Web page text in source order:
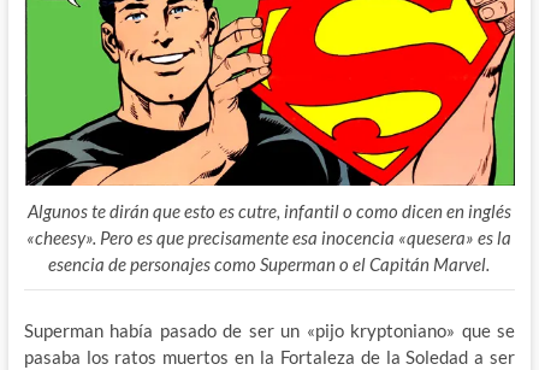
Algunos te dirán que esto es cutre, infantil o como dicen en inglés
«cheesy». Pero es que precisamente esa inocencia «quesera» es la
esencia de personajes como Superman o el Capitán Marvel.
Superman había pasado de ser un «pijo kryptoniano» que se
pasaba los ratos muertos en la Fortaleza de la Soledad a ser